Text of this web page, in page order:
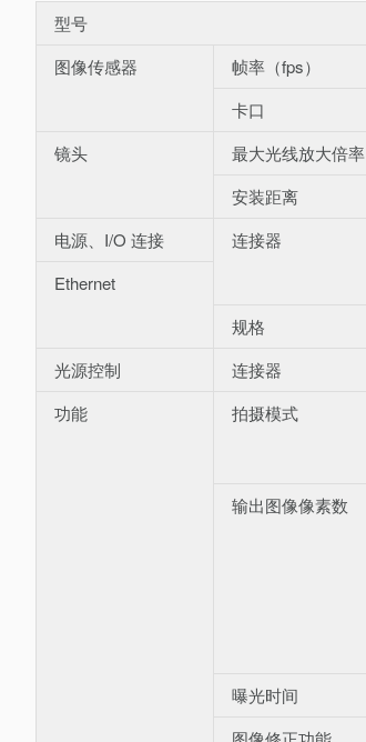
型号
图像传感器
帧率（fps）
卡口
镜头
最大光线放大倍率
安装距离
电源、I/O 连接
连接器
Ethernet
规格
光源控制
连接器
功能
拍摄模式
输出图像像素数
曝光时间